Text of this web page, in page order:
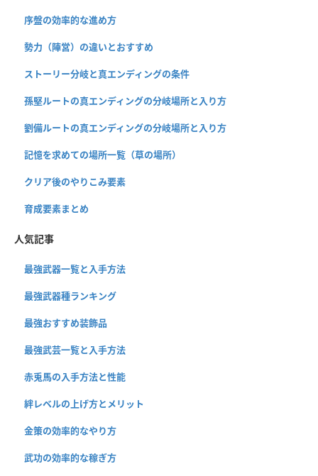
序盤の効率的な進め方
勢力（陣営）の違いとおすすめ
ストーリー分岐と真エンディングの条件
孫堅ルートの真エンディングの分岐場所と入り方
劉備ルートの真エンディングの分岐場所と入り方
記憶を求めての場所一覧（草の場所）
クリア後のやりこみ要素
育成要素まとめ
人気記事
最強武器一覧と入手方法
最強武器種ランキング
最強おすすめ装飾品
最強武芸一覧と入手方法
赤兎馬の入手方法と性能
絆レベルの上げ方とメリット
金策の効率的なやり方
武功の効率的な稼ぎ方